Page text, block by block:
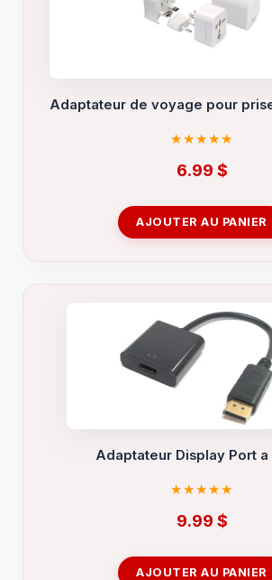
Adaptateur de voyage pour
6.99 $
AJOUTER AU PANIER
Adaptateur Display Port a
9.99 $
AJOUTER AU PANIER